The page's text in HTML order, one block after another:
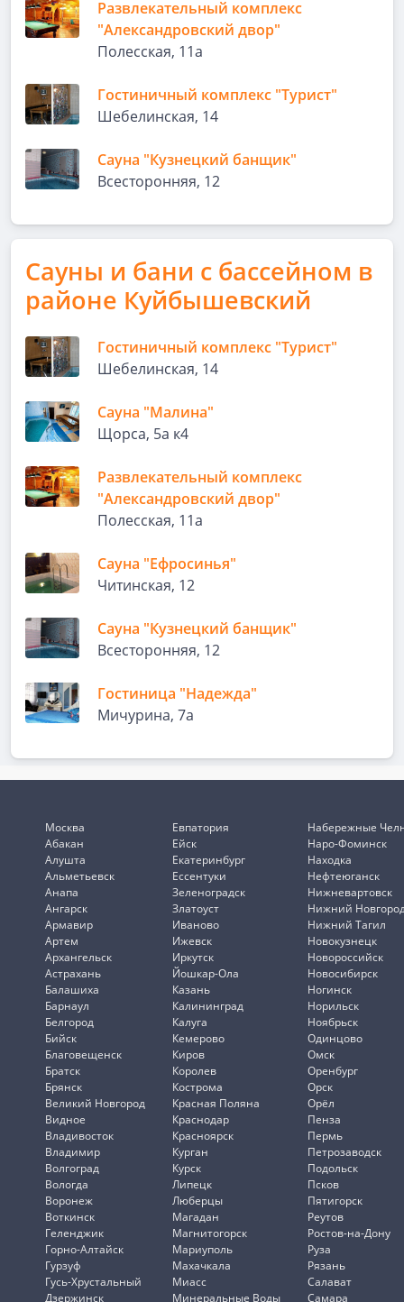
Развлекательный комплекс
"Александровский двор"
Полесская, 11а
Гостиничный комплекс "Турист"
Шебелинская, 14
Сауна "Кузнецкий банщик"
Всесторонняя, 12
Сауны и бани с бассейном в
районе Куйбышевский
Гостиничный комплекс "Турист"
Шебелинская, 14
Сауна "Малина"
Щорса, 5а к4
Развлекательный комплекс
"Александровский двор"
Полесская, 11а
Сауна "Ефросинья"
Читинская, 12
Сауна "Кузнецкий банщик"
Всесторонняя, 12
Гостиница "Надежда"
Мичурина, 7а
Москва
Абакан
Алушта
Альметьевск
Анапа
Ангарск
Армавир
Артем
Архангельск
Астрахань
Балашиха
Барнаул
Белгород
Бийск
Благовещенск
Братск
Брянск
Великий Новгород
Видное
Владивосток
Владимир
Волгоград
Вологда
Воронеж
Воткинск
Геленджик
Горно-Алтайск
Гурзуф
Гусь-Хрустальный
Дзержинск
Евпатория
Ейск
Екатеринбург
Ессентуки
Зеленоградск
Златоуст
Иваново
Ижевск
Иркутск
Йошкар-Ола
Казань
Калининград
Калуга
Кемерово
Киров
Королев
Кострома
Красная Поляна
Краснодар
Красноярск
Курган
Курск
Липецк
Люберцы
Магадан
Магнитогорск
Мариуполь
Махачкала
Миасс
Минеральные Воды
Набережные
Наро-Фоминск
Находка
Нефтеюганск
Нижневартовск
Нижний
Нижний Тагил
Новокузнецк
Новороссийск
Новосибирск
Ногинск
Норильск
Ноябрьск
Одинцово
Омск
Оренбург
Орск
Орёл
Пенза
Пермь
Петрозаводск
Подольск
Псков
Пятигорск
Реутов
Ростов-на-Дону
Руза
Рязань
Салават
Самара